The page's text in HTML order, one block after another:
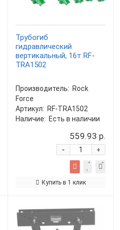
Трубогиб
гидравлический
вертикальный, 16т RF-
TRA1502
Производитель: Rock
Force
Артикул: RF-TRA1502
Наличие: Есть в наличии
559.93 р.
+
-
Купить в 1 клик